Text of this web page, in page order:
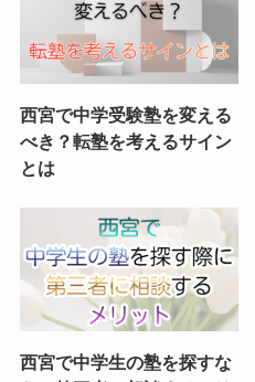
西宮で中学受験塾を変える
べき？転塾を考えるサイン
とは
西宮で中学生の塾を探すな